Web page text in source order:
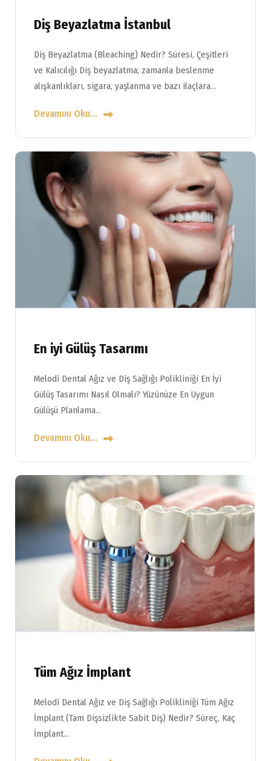
Diş Beyazlatma İstanbul
Diş Beyazlatma (Bleaching) Nedir? Süresi, Çeşitleri
ve Kalıcılığı Diş beyazlatma; zamanla beslenme
alışkanlıkları, sigara, yaşlanma ve bazı ilaçlara…
Devamını Oku...
En iyi Gülüş Tasarımı
Melodi Dental Ağız ve Diş Sağlığı Polikliniği En İyi
Gülüş Tasarımı Nasıl Olmalı? Yüzünüze En Uygun
Gülüşü Planlama…
Devamını Oku...
Tüm Ağız İmplant
Melodi Dental Ağız ve Diş Sağlığı Polikliniği Tüm Ağız
İmplant (Tam Dişsizlikte Sabit Diş) Nedir? Süreç, Kaç
İmplant…